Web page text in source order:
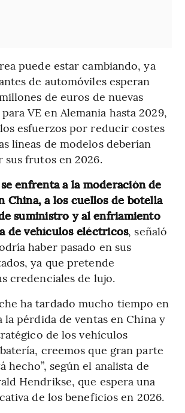
puede estar cambiando, ya
de automóviles esperan
de euros de nuevas
VE en Alemania hasta 2029,
esfuerzos por reducir costes
líneas de modelos deberían
sus frutos en 2026.
enfrenta a la moderación de
China, a los cuellos de botella
suministro y al enfriamiento
de vehículos eléctricos, señaló
haber pasado en sus
ya que pretende
credenciales de lujo.
ha tardado mucho tiempo en
pérdida de ventas en China y
de los vehículos
creemos que gran parte
hecho”, según el analista de
Hendrikse, que espera una
de los beneficios en 2026.